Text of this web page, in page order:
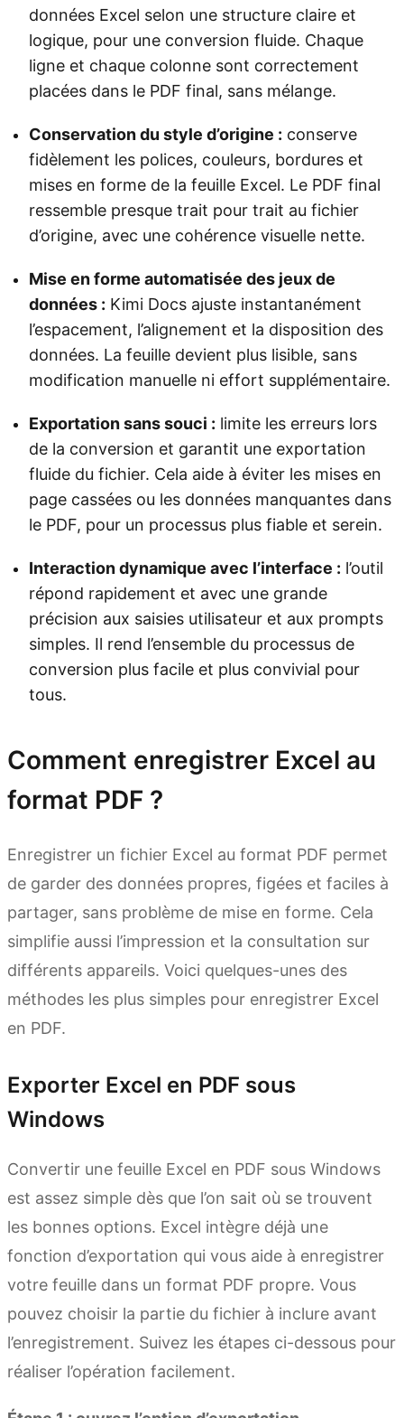
données Excel selon une structure claire et
logique, pour une conversion fluide. Chaque
ligne et chaque colonne sont correctement
placées dans le PDF final, sans mélange.
Conservation du style d’origine : conserve
fidèlement les polices, couleurs, bordures et
mises en forme de la feuille Excel. Le PDF final
ressemble presque trait pour trait au fichier
d’origine, avec une cohérence visuelle nette.
Mise en forme automatisée des jeux de
données : Kimi Docs ajuste instantanément
l’espacement, l’alignement et la disposition des
données. La feuille devient plus lisible, sans
modification manuelle ni effort supplémentaire.
Exportation sans souci : limite les erreurs lors
de la conversion et garantit une exportation
fluide du fichier. Cela aide à éviter les mises en
page cassées ou les données manquantes dans
le PDF, pour un processus plus fiable et serein.
Interaction dynamique avec l’interface : l’outil
répond rapidement et avec une grande
précision aux saisies utilisateur et aux prompts
simples. Il rend l’ensemble du processus de
conversion plus facile et plus convivial pour
tous.
Comment enregistrer Excel au
format PDF ?
Enregistrer un fichier Excel au format PDF permet
de garder des données propres, figées et faciles à
partager, sans problème de mise en forme. Cela
simplifie aussi l’impression et la consultation sur
différents appareils. Voici quelques-unes des
méthodes les plus simples pour enregistrer Excel
en PDF.
Exporter Excel en PDF sous
Windows
Convertir une feuille Excel en PDF sous Windows
est assez simple dès que l’on sait où se trouvent
les bonnes options. Excel intègre déjà une
fonction d’exportation qui vous aide à enregistrer
votre feuille dans un format PDF propre. Vous
pouvez choisir la partie du fichier à inclure avant
l’enregistrement. Suivez les étapes ci-dessous pour
réaliser l’opération facilement.